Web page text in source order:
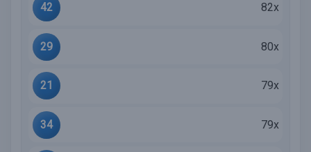
42 82x
29 80x
21 79x
34 79x